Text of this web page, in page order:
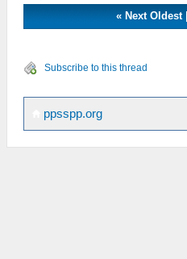
« Next Oldest|
Subscribe to this thread
ppsspp.org